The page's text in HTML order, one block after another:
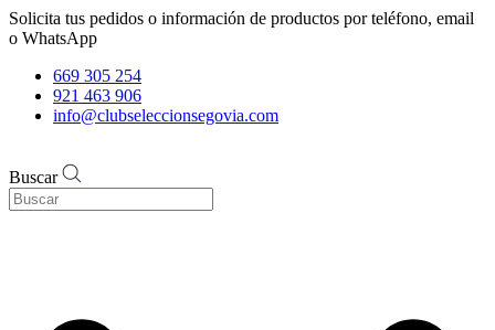
Solicita tus pedidos o información de productos por teléfono, email
o WhatsApp
669 305 254
921 463 906
info@clubseleccionsegovia.com
Buscar